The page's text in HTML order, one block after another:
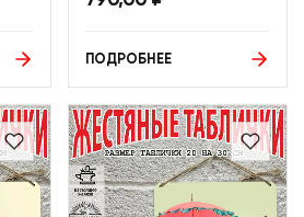
ПОДРОБНЕЕ